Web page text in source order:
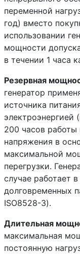
переменной
год) вместо
использовании
мощности
в течении 1 часа
Резервная
генератор
источника
электроэнергией
200 часов работы
напряжения в
максимальной
перегрузки.
случае работает
долговременных
ISO8528-3).
Длительная
максимальная
постоянную